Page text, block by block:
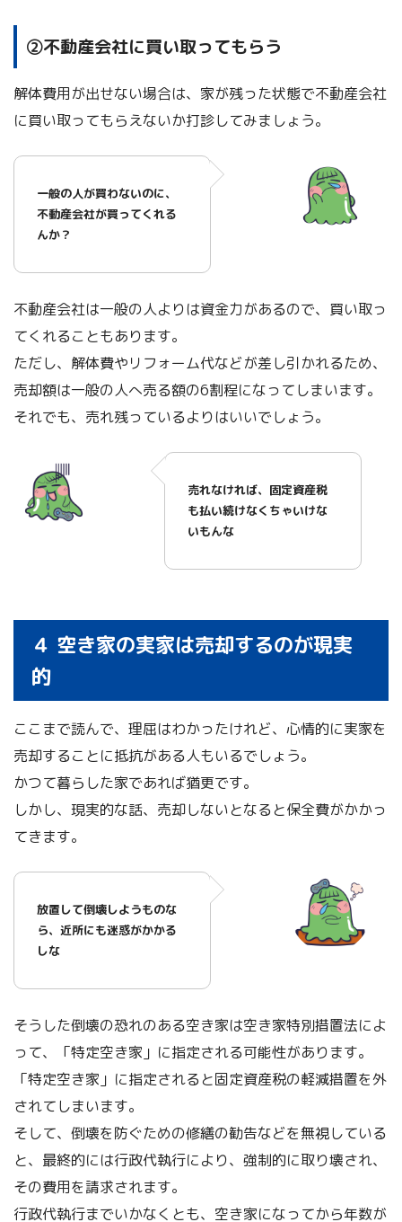
➁不動産会社に買い取ってもらう
解体費用が出せない場合は、家が残った状態で不動産会社
に買い取ってもらえないか打診してみましょう。
一般の人が買わないのに、
不動産会社が買ってくれる
んか？
不動産会社は一般の人よりは資金力があるので、買い取っ
てくれることもあります。
ただし、解体費やリフォーム代などが差し引かれるため、
売却額は一般の人へ売る額の6割程になってしまいます。
それでも、売れ残っているよりはいいでしょう。
売れなければ、固定資産税
も払い続けなくちゃいけな
いもんな
４ 空き家の実家は売却するのが現実
的
ここまで読んで、理屈はわかったけれど、心情的に実家を
売却することに抵抗がある人もいるでしょう。
かつて暮らした家であれば猶更です。
しかし、現実的な話、売却しないとなると保全費がかかっ
てきます。
放置して倒壊しようものな
ら、近所にも迷惑がかかる
しな
そうした倒壊の恐れのある空き家は空き家特別措置法によ
って、「特定空き家」に指定される可能性があります。
「特定空き家」に指定されると固定資産税の軽減措置を外
されてしまいます。
そして、倒壊を防ぐための修繕の勧告などを無視している
と、最終的には行政代執行により、強制的に取り壊され、
その費用を請求されます。
行政代執行までいかなくとも、空き家になってから年数が